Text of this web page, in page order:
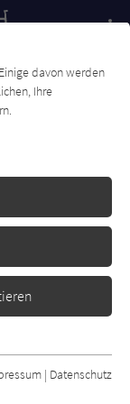
Newsletter
davon werden
Ihre
der
die Webseite
| Datenschutz